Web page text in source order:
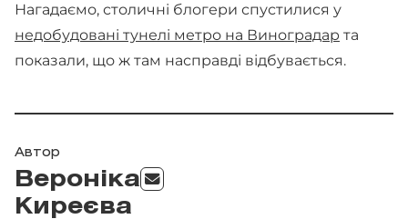
Нагадаємо, столичні блогери спустилися у
недобудовані тунелі метро на Виноградар та
показали, що ж там насправді відбувається.
Автор
Вероніка
Киреєва